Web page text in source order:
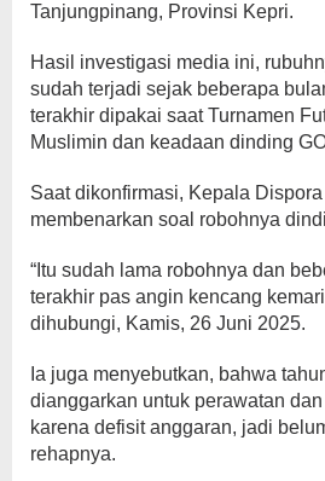
Tanjungpinang, Provinsi Kepri.
Hasil investigasi media ini,
sudah terjadi sejak beberapa
terakhir dipakai saat Turnamen
Muslimin dan keadaan dinding
Saat dikonfirmasi, Kepala
membenarkan soal robohnya
“Itu sudah lama robohnya dan
terakhir pas angin kencang
dihubungi, Kamis, 26 Juni 2025.
Ia juga menyebutkan, bahwa
dianggarkan untuk perawatan
karena defisit anggaran, jadi
rehapnya.